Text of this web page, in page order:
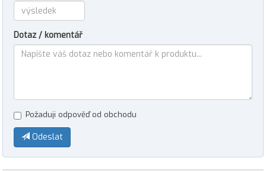
Dotaz / komentář
Požaduji odpověď od obchodu
Odeslat